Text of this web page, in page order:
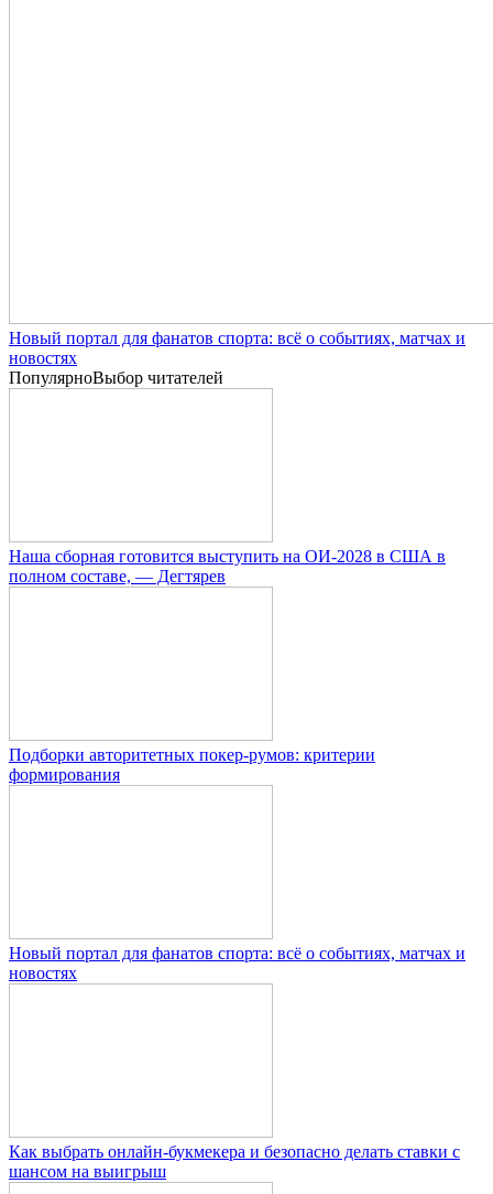
Новый портал для фанатов спорта: всё о событиях, матчах и
новостях
ПопулярноВыбор читателей
Наша сборная готовится выступить на ОИ-2028 в США в
полном составе, — Дегтярев
Подборки авторитетных покер-румов: критерии
формирования
Новый портал для фанатов спорта: всё о событиях, матчах и
новостях
Как выбрать онлайн-букмекера и безопасно делать ставки с
шансом на выигрыш